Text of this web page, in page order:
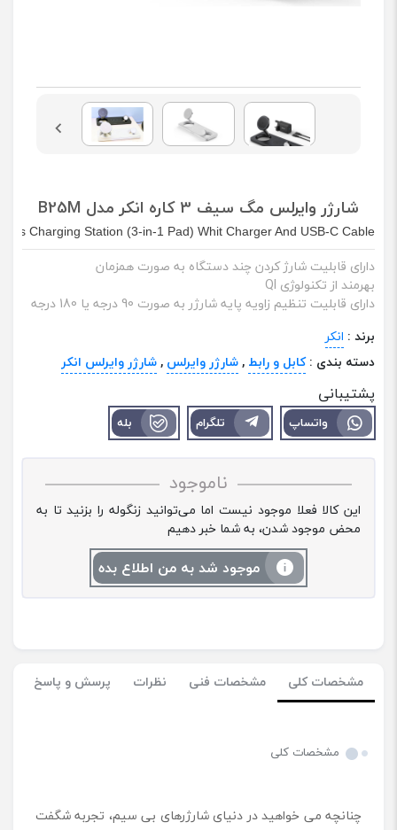
شارژر وایرلس مگ سیف 3 کاره انکر مدل B25M
Charging Station (3-in-1 Pad) Whit Charger And USB-C Cable
دارای قابلیت شارژ کردن چند دستگاه به صورت همزمان
بهرمند از تکنولوژی QI
دارای قابلیت تنظیم زاویه پایه شارژر به صورت 90 درجه یا 180 درجه
برند : انکر
دسته بندی :کابل و رابط ,شارژر وایرلس ,شارژر وایرلس انکر
پشتیبانی
واتساپ تلگرام بله
ناموجود
این کالا فعلا موجود نیست اما می‌توانید زنگوله را بزنید تا به
محض موجود شدن، به شما خبر دهیم
موجود شد به من اطلاع بده
مشخصات کلی مشخصات فنی نظرات پرسش و پاسخ
مشخصات کلی
چنانچه می خواهید در دنیای شارژرهای بی سیم، تجربه شگفت